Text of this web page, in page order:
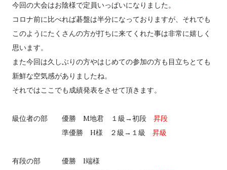
今回の大会はお陰様で定員いっぱいになりました。
コロナ前に比べれば碁盤は半分になっておりますが、それでも
このようにたくさんの方が打ちに来てくれた事は非常に嬉しく
思います。
また今回は久しぶりの方やはじめての参加の方も目立ちとても
新鮮な空気感がありましたね。
それではここでも成績発表をさせて頂きます。
級位者の部 優勝 M地君 １級→初段 昇段
準優勝 H様 ２級→１級 昇級
有段の部 優勝 I端様